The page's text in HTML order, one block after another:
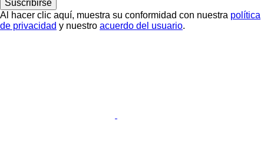
Suscribirse
Al hacer clic aquí, muestra su conformidad con nuestra política
de privacidad y nuestro acuerdo del usuario.